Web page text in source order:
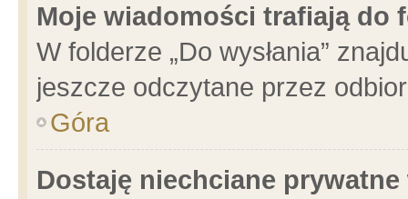
Moje wiadomości trafiają do
W folderze „Do wysłania”
jeszcze odczytane przez
Góra
Dostaję niechciane